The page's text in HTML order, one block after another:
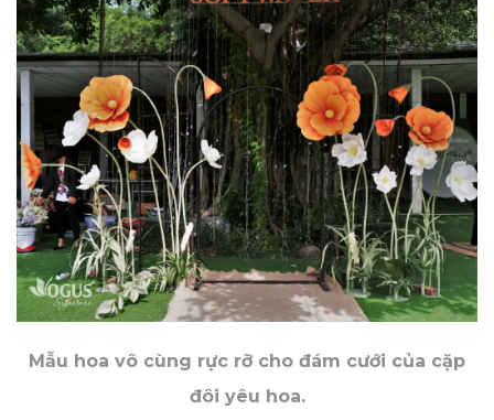
Mẫu hoa vô cùng rực rỡ cho đám cưới của cặp
đôi yêu hoa.